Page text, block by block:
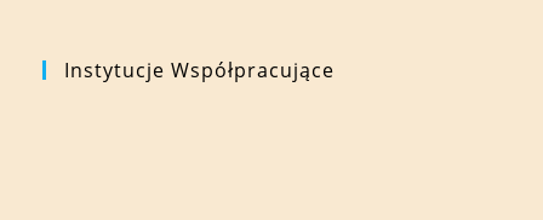
Instytucje Współpracujące